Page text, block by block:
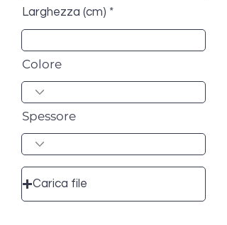
Larghezza (cm)
Colore
Spessore
Carica file